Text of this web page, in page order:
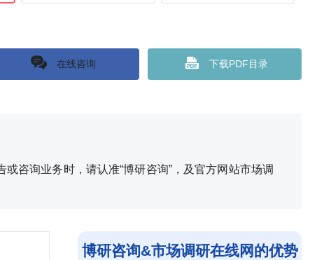
在线咨询 下载PDF目录
咨询业务时，请认准“博研咨询”，及官方网站市场调
博研咨询&市场调研在线网的优势